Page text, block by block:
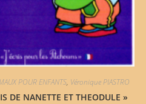
POUR ENFANTS, Véronique PIASTRO
DE NANETTE ET THEODULE »